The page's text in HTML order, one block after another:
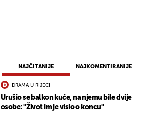
NAJČITANIJE NAJKOMENTIRANIJE
DRAMA U RIJECI
Urušio se balkon kuće, na njemu bile dvije
osobe: "Život im je visio o koncu"